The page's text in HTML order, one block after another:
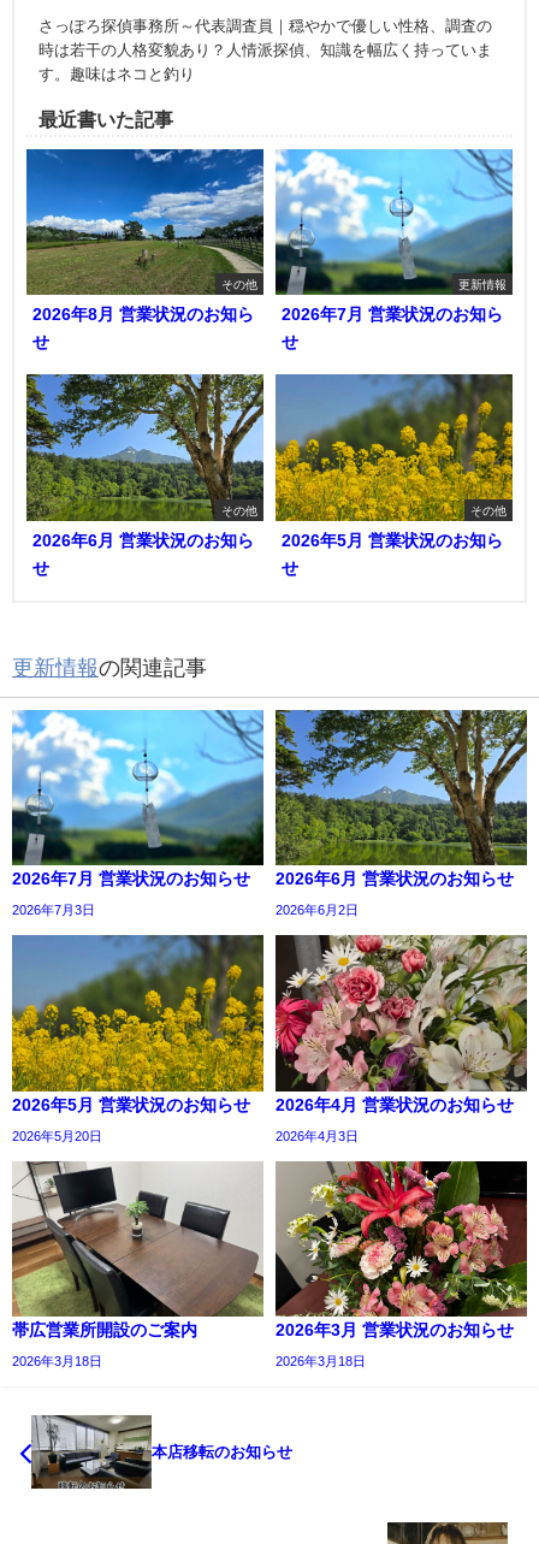
さっぽろ探偵事務所～代表調査員｜穏やかで優しい性格、調査の
時は若干の人格変貌あり？人情派探偵、知識を幅広く持っていま
す。趣味はネコと釣り
最近書いた記事
その他
2026年8月 営業状況のお知ら
せ
更新情報
2026年7月 営業状況のお知ら
せ
その他
2026年6月 営業状況のお知ら
せ
その他
2026年5月 営業状況のお知ら
せ
更新情報の関連記事
2026年7月 営業状況のお知らせ
2026年7月3日
2026年6月 営業状況のお知らせ
2026年6月2日
2026年5月 営業状況のお知らせ
2026年5月20日
2026年4月 営業状況のお知らせ
2026年4月3日
帯広営業所開設のご案内
2026年3月18日
2026年3月 営業状況のお知らせ
2026年3月18日
本店移転のお知らせ